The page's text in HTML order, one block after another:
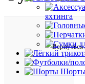
яхтинга
Вернуться